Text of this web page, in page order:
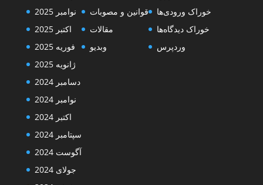
نوامبر 2025
اکتبر 2025
فوریه 2025
ژانویه 2025
دسامبر 2024
نوامبر 2024
اکتبر 2024
سپتامبر 2024
آگوست 2024
جولای 2024
قوانین و مصوبات
مقالات
وبدیو
خوراک ورودی‌ها
خوراک دیدگاه‌ها
وردپرس